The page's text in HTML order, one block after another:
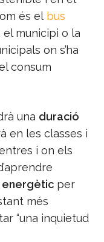
és el bus
el municipi o la
on s’ha
consum
una duració
en les classes i
i on els
energètic per
més
“una inquietud